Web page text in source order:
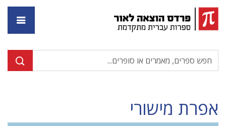
אפרת מישורי